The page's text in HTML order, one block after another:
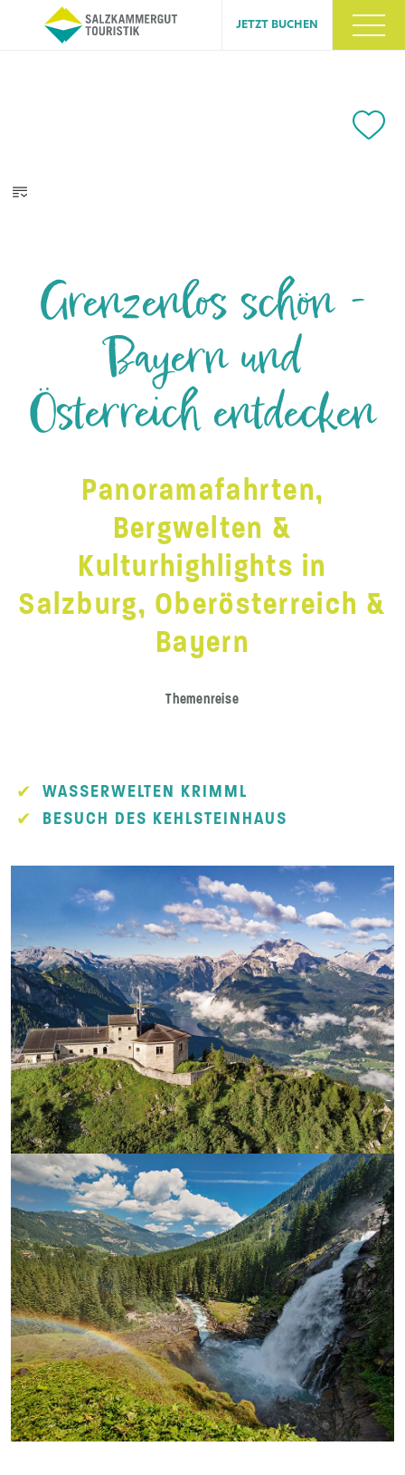
JETZT BUCHEN
Grenzenlos schön -
Bayern und
Österreich entdecken
Panoramafahrten,
Bergwelten &
Kulturhighlights in
Salzburg, Oberösterreich &
Bayern
Themenreise
WASSERWELTEN KRIMML
BESUCH DES KEHLSTEINHAUS